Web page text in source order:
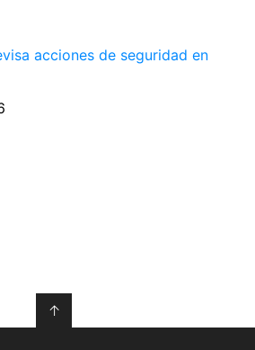
acciones de seguridad en
↑